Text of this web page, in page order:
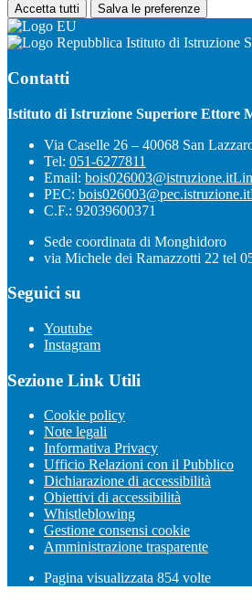
Accetta tutti Salva le preferenze
Istituto di Istruzione
Contatti
Istituto di Istruzione Superiore Ettore
Via Caselle 26 – 40068 San
Tel: 051-6277811
Email: bois026003@istruzione.it
PEC: bois026003@pec.istruzione.it
C.F.: 92039600371
Sede coordinata di Monghidoro
via Michele dei Ramazzotti 22 tel
Seguici su
Youtube
Instagram
Sezione Link Utili
Cookie policy
Note legali
Informativa Privacy
Ufficio Relazioni con il Pubblico
Dichiarazione di accessibilità
Obiettivi di accessibilità
Whistleblowing
Gestione consensi cookie
Amministrazione trasparente
Pagina visualizzata 854 volte